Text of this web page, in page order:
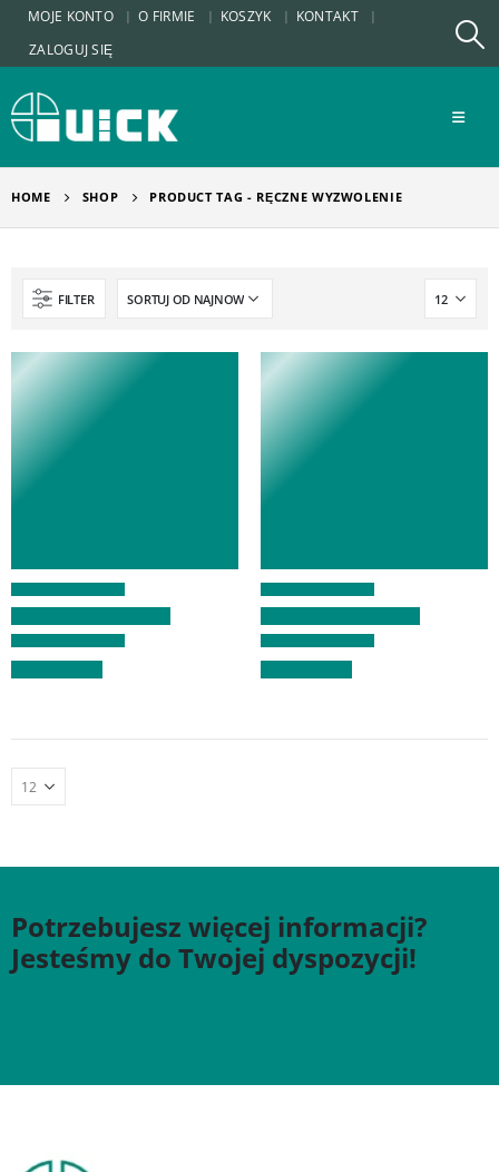
MOJE KONTO O FIRMIE KOSZYK
KONTAKT
ZALOGUJ SIĘ
HOME SHOP PRODUCT TAG - RĘCZNE WYZWOLENIE
FILTER
Potrzebujesz więcej informacji?
Jesteśmy do Twojej dyspozycji!